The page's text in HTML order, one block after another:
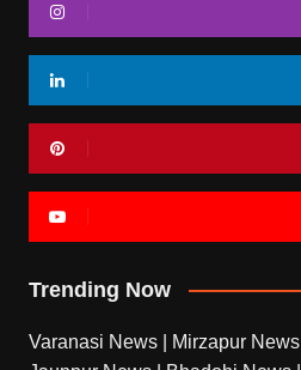
Trending Now
Varanasi News Mirzapur News